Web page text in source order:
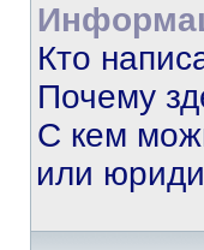
Кто
Почему
С кем
или